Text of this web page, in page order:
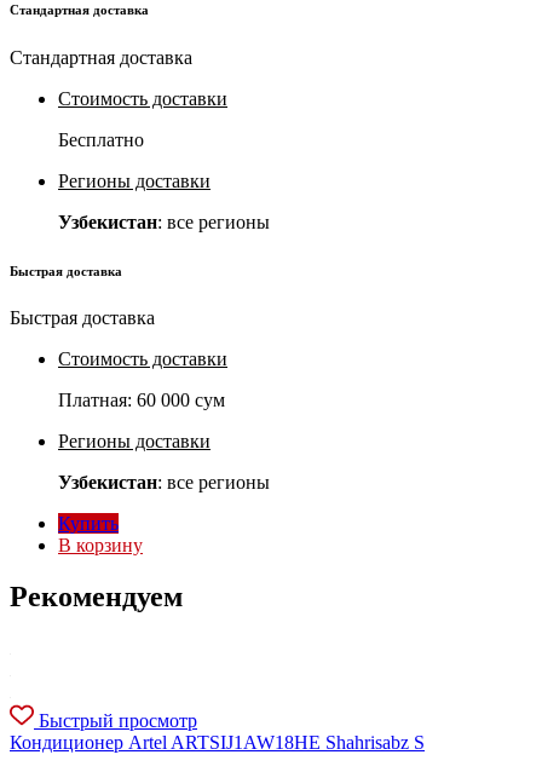
Стандартная доставка
Стандартная доставка
Стоимость доставки
Бесплатно
Регионы доставки
Узбекистан: все регионы
Быстрая доставка
Быстрая доставка
Стоимость доставки
Платная: 60 000 сум
Регионы доставки
Узбекистан: все регионы
Купить
В корзину
Рекомендуем
Быстрый просмотр
Кондиционер Artel ARTSIJ1AW18HE Shahrisabz S